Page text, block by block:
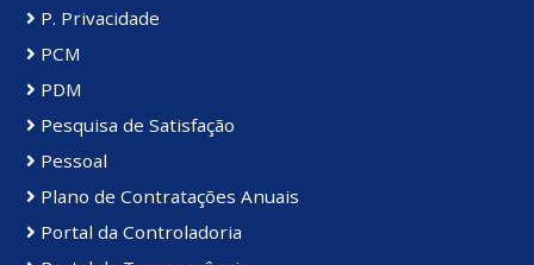
P. Privacidade
PCM
PDM
Pesquisa de Satisfação
Pessoal
Plano de Contratações Anuais
Portal da Controladoria